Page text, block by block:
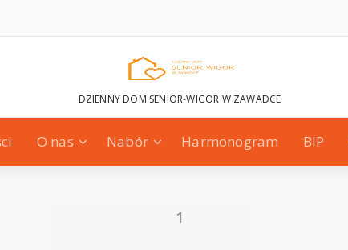
DZIENNY DOM SENIOR-WIGOR W ZAWADCE
O nas Nabór Harmonogram BIP
1